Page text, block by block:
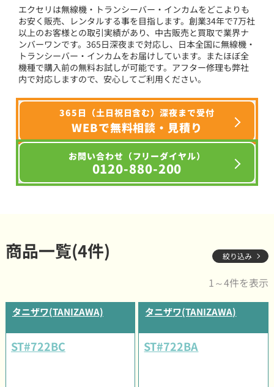
エクセリは無線機・トランシーバー・インカムをどこよりも
お安く販売、レンタルする事を目指します。創業34年で7万社
以上のお客様との取引実績があり、中古販売と買取で業界ナ
ンバーワンです。365日深夜まで対応し、日本全国に無線機・
トランシーバー・インカムをお届けしています。またほぼ全
機種で購入前の無料お試しが可能です。アフター修理も弊社
内で対応しますので、安心してご利用ください。
365日（土日祝日含む）深夜まで受付
WEBで無料相談・見積り
お問い合わせ（フリーダイヤル）
0120-880-200
商品一覧(4件) 絞り込み
1～4件を表示
タニザワ(TANIZAWA)
ST#722BC
タニザワ(TANIZAWA)
ST#722BA